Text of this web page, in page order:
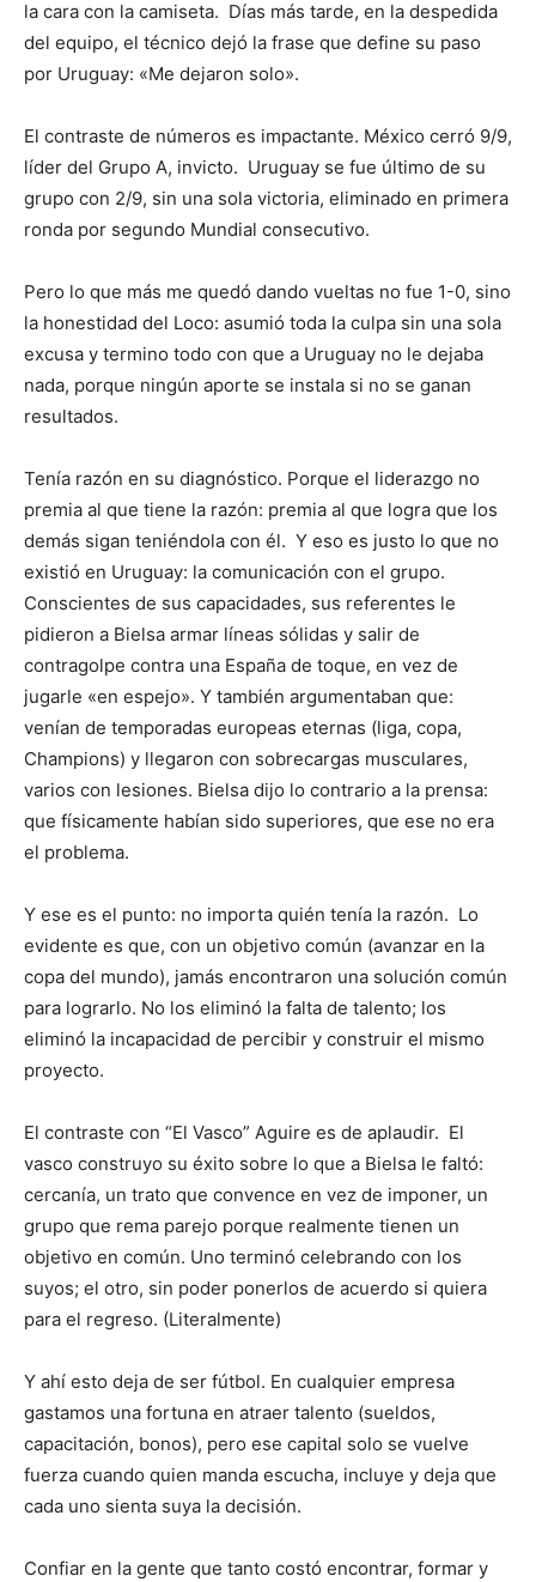
la cara con la camiseta. Días más tarde, en la despedida
del equipo, el técnico dejó la frase que define su paso
por Uruguay: «Me dejaron solo».
El contraste de números es impactante. México cerró 9/9,
líder del Grupo A, invicto. Uruguay se fue último de su
grupo con 2/9, sin una sola victoria, eliminado en primera
ronda por segundo Mundial consecutivo.
Pero lo que más me quedó dando vueltas no fue 1-0, sino
la honestidad del Loco: asumió toda la culpa sin una sola
excusa y termino todo con que a Uruguay no le dejaba
nada, porque ningún aporte se instala si no se ganan
resultados.
Tenía razón en su diagnóstico. Porque el liderazgo no
premia al que tiene la razón: premia al que logra que los
demás sigan teniéndola con él. Y eso es justo lo que no
existió en Uruguay: la comunicación con el grupo.
Conscientes de sus capacidades, sus referentes le
pidieron a Bielsa armar líneas sólidas y salir de
contragolpe contra una España de toque, en vez de
jugarle «en espejo». Y también argumentaban que:
venían de temporadas europeas eternas (liga, copa,
Champions) y llegaron con sobrecargas musculares,
varios con lesiones. Bielsa dijo lo contrario a la prensa:
que físicamente habían sido superiores, que ese no era
el problema.
Y ese es el punto: no importa quién tenía la razón. Lo
evidente es que, con un objetivo común (avanzar en la
copa del mundo), jamás encontraron una solución común
para lograrlo. No los eliminó la falta de talento; los
eliminó la incapacidad de percibir y construir el mismo
proyecto.
El contraste con “El Vasco” Aguire es de aplaudir. El
vasco construyo su éxito sobre lo que a Bielsa le faltó:
cercanía, un trato que convence en vez de imponer, un
grupo que rema parejo porque realmente tienen un
objetivo en común. Uno terminó celebrando con los
suyos; el otro, sin poder ponerlos de acuerdo si quiera
para el regreso. (Literalmente)
Y ahí esto deja de ser fútbol. En cualquier empresa
gastamos una fortuna en atraer talento (sueldos,
capacitación, bonos), pero ese capital solo se vuelve
fuerza cuando quien manda escucha, incluye y deja que
cada uno sienta suya la decisión.
Confiar en la gente que tanto costó encontrar, formar y